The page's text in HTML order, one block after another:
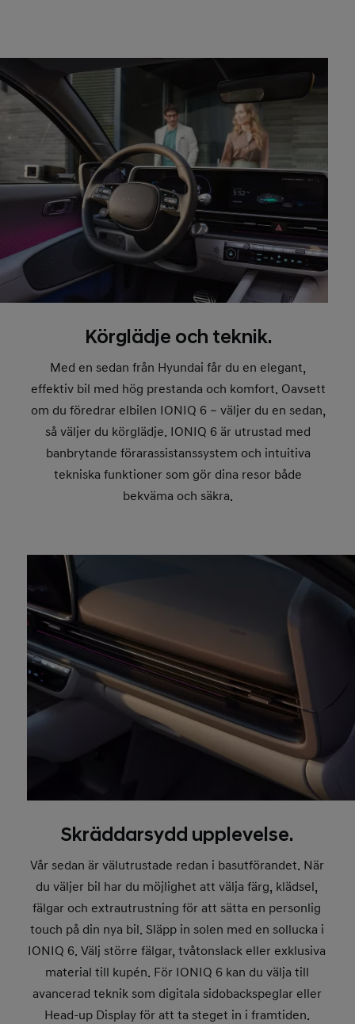
Körglädje och teknik.
Med en sedan från Hyundai får du en elegant,
effektiv bil med hög prestanda och komfort. Oavsett
om du föredrar elbilen IONIQ 6 – väljer du en sedan,
så väljer du körglädje. IONIQ 6 är utrustad med
banbrytande förarassistanssystem och intuitiva
tekniska funktioner som gör dina resor både
bekväma och säkra.
Skräddarsydd upplevelse.
Vår sedan är välutrustade redan i basutförandet. När
du väljer bil har du möjlighet att välja färg, klädsel,
fälgar och extrautrustning för att sätta en personlig
touch på din nya bil. Släpp in solen med en sollucka i
IONIQ 6. Välj större fälgar, tvåtonslack eller exklusiva
material till kupén. För IONIQ 6 kan du välja till
avancerad teknik som digitala sidobackspeglar eller
Head-up Display för att ta steget in i framtiden.